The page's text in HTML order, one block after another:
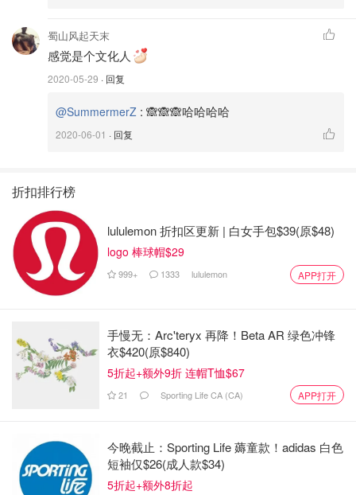
蜀山风起天末
感觉是个文化人
2020-05-29 · 回复
@SummermerZ : 🙈🙈🙈哈哈哈哈
2020-06-01 · 回复
折扣排行榜
lululemon 折扣区更新 | 白女手包$39(原$48)
logo 棒球帽$29
999+ 1333 lululemon APP打开
手慢无：Arc'teryx 再降！Beta AR 绿色冲锋
衣$420(原$840)
5折起+额外9折 连帽T恤$67
21 Sporting Life CA (CA) APP打开
今晚截止：Sporting Life 薅童款！adidas 白色
短袖仅$26(成人款$34)
5折起+额外8折起